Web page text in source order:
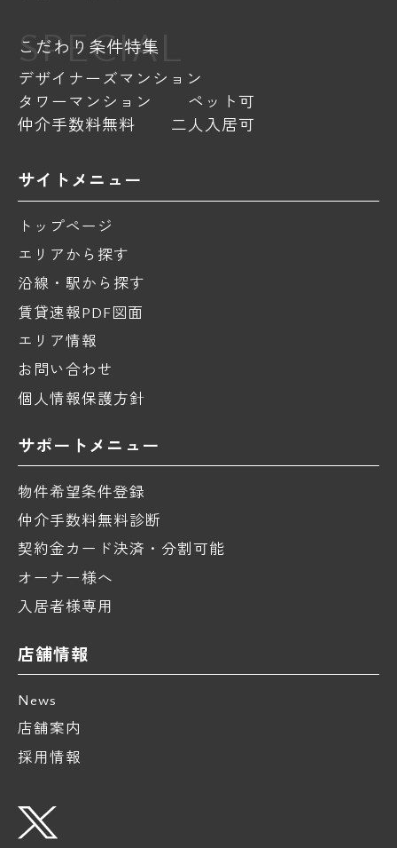
SPECIAL
こだわり条件特集
デザイナーズマンション
タワーマンション
ペット可
仲介手数料無料
二人入居可
サイトメニュー
トップページ
エリアから探す
沿線・駅から探す
賃貸速報PDF図面
エリア情報
お問い合わせ
個人情報保護方針
サポートメニュー
物件希望条件登録
仲介手数料無料診断
契約金カード決済・分割可能
オーナー様へ
入居者様専用
店舗情報
News
店舗案内
採用情報